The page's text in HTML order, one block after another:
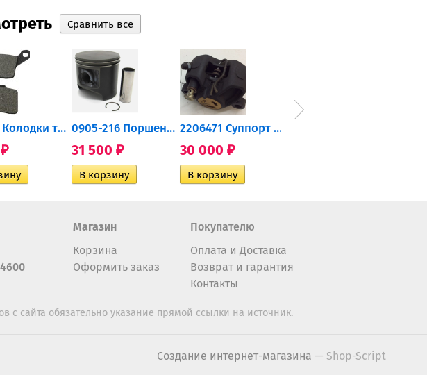
05-252 Колодки тормозные...
₽
0905-216 Поршень Arctic Cat...
31 500 ₽
2206471 Суппорт тормозной...
30 000 ₽
Магазин
Корзина
Оформить заказ
Покупателю
Оплата и Доставка
Возврат и гарантия
Контакты
с сайта обязательно указание прямой ссылки на источник.
Создание интернет-магазина — Shop-Script